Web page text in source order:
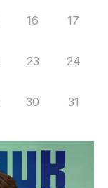
16 17
23 24
30 31